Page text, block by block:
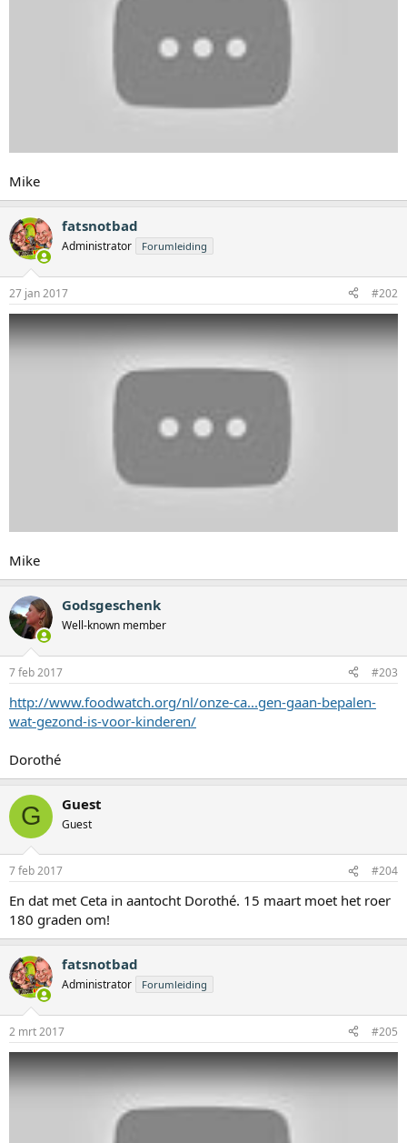
Mike
fatsnotbad
Administrator Forumleiding
27 jan 2017 #202
Mike
Godsgeschenk
Well-known member
7 feb 2017 #203
http://www.foodwatch.org/nl/onze-ca...gen-gaan-bepalen-
wat-gezond-is-voor-kinderen/
Dorothé
G Guest
Guest
7 feb 2017 #204
En dat met Ceta in aantocht Dorothé. 15 maart moet het roer
180 graden om!
fatsnotbad
Administrator Forumleiding
2 mrt 2017 #205